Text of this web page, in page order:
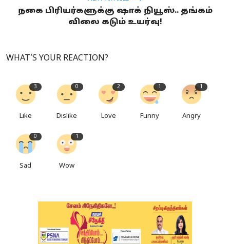
நகை பிரியர்களுக்கு ஷாக் நியூஸ்.. தங்கம்
விலை கடும் உயர்வு!
WHAT'S YOUR REACTION?
3
Like
0
Dislike
2
Love
1
Funny
1
Angry
0
Sad
1
Wow